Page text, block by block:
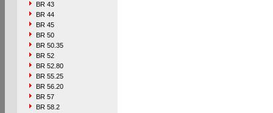
BR 43
BR 44
BR 45
BR 50
BR 50.35
BR 52
BR 52.80
BR 55.25
BR 56.20
BR 57
BR 58.2